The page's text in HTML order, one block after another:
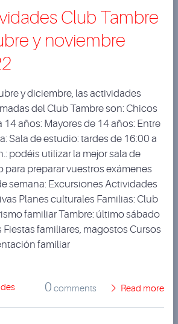
Club Tambre
y noviembre
y diciembre, las actividades
del Club Tambre son: Chicos
14 años: Mayores de 14 años: Entre
Sala de estudio: tardes de 16:00 a
podéis utilizar la mejor sala de
para preparar vuestros exámenes
semana: Excursiones Actividades
Planes culturales Familias: Club
familiar Tambre: último sábado
Fiestas familiares, magostos Cursos
familiar
0 comments Read more